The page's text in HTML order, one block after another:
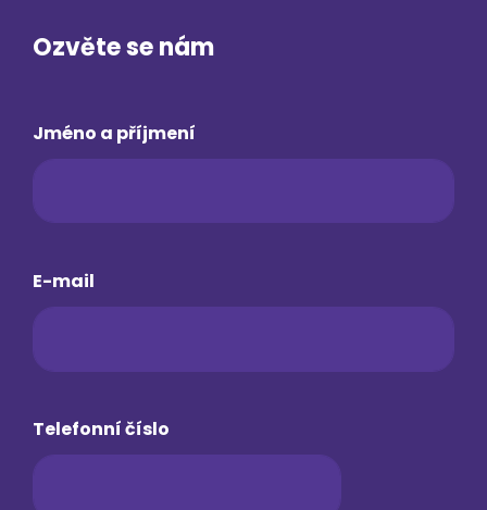
Ozvěte se nám
Jméno a příjmení
E-mail
Telefonní číslo